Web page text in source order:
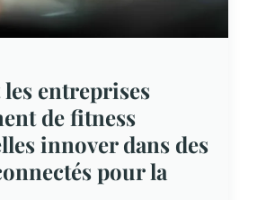
entreprises
de fitness
innover dans des
pour la